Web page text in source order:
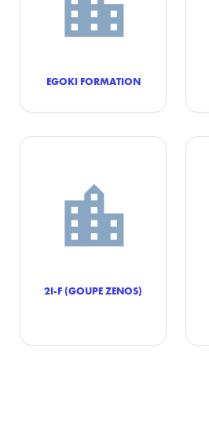
EGOKI FORMATION
2I-F (GOUPE ZENOS)